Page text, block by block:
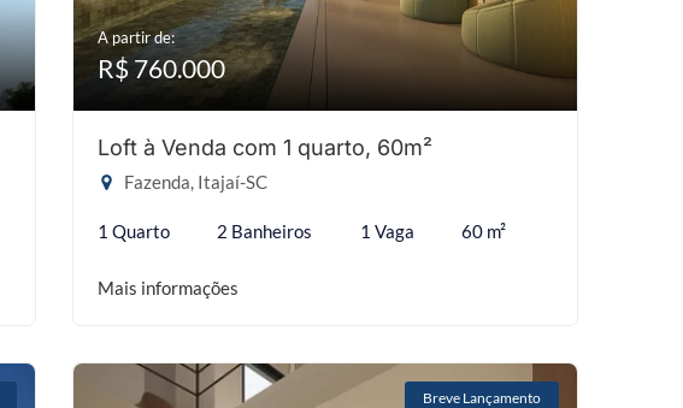
A partir de:
R$ 760.000
Loft à Venda com 1 quarto, 60m²
Fazenda, Itajaí-SC
1 Quarto 2 Banheiros 1 Vaga 60 m²
Mais informações
Breve Lançamento